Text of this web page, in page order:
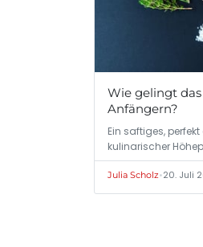
Wie gelingt
Anfängern?
Ein saftiges,
kulinarischer
Julia Scholz•20. Juli